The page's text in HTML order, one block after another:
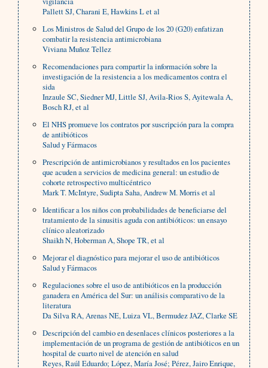
Pallett SJ, Charani E, Hawkins L et al
Los Ministros de Salud del Grupo de los 20 (G20) enfatizan
combatir la resistencia antimicrobiana
Viviana Muñoz Tellez
Recomendaciones para compartir la información sobre la
investigación de la resistencia a los medicamentos contra el
sida
Inzaule SC, Siedner MJ, Little SJ, Avila-Rios S, Ayitewala A,
Bosch RJ, et al
El NHS promueve los contratos por suscripción para la compra
de antibióticos
Salud y Fármacos
Prescripción de antimicrobianos y resultados en los pacientes
que acuden a servicios de medicina general: un estudio de
cohorte retrospectivo multicéntrico
Mark T. McIntyre, Sudipta Saha, Andrew M. Morris et al
Identificar a los niños con probabilidades de beneficiarse del
tratamiento de la sinusitis aguda con antibióticos: un ensayo
clínico aleatorizado
Shaikh N, Hoberman A, Shope TR, et al
Mejorar el diagnóstico para mejorar el uso de antibióticos
Salud y Fármacos
Regulaciones sobre el uso de antibióticos en la producción
ganadera en América del Sur: un análisis comparativo de la
literatura
Da Silva RA, Arenas NE, Luiza VL, Bermudez JAZ, Clarke SE
Descripción del cambio en desenlaces clínicos posteriores a la
implementación de un programa de gestión de antibióticos en un
hospital de cuarto nivel de atención en salud
Reyes, Raúl Eduardo; López, María José; Pérez, Jairo Enrique,